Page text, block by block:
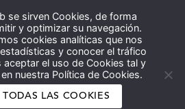
Español English
se sirven Cookies, de forma
y optimizar su navegación.
cookies analíticas que nos
y conocer el tráfico
aceptar el uso de Cookies tal y
nuestra Política de Cookies.
TODAS LAS COOKIES